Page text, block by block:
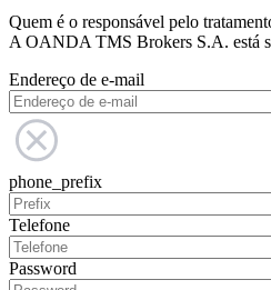
Quem é o responsável pelo
A OANDA TMS Brokers S.A. está
Endereço de e-mail
phone_prefix
Telefone
Password